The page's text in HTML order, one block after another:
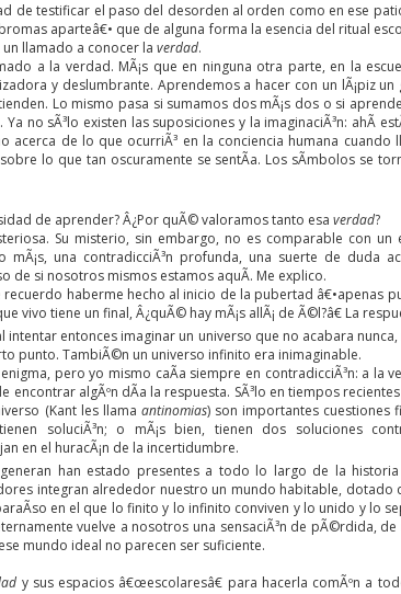
de testificar el paso del desorden al orden como en ese
aparteâ€• que de alguna forma la esencia del ritual
llamado a conocer la verdad.
a la verdad. MÃ¡s que en ninguna otra parte, en la
y deslumbrante. Aprendemos a hacer con un lÃ¡piz
Lo mismo pasa si sumamos dos mÃ¡s dos o si
no sÃ³lo existen las suposiciones y la imaginaciÃ³n: ahÃ­
acerca de lo que ocurriÃ³ en la conciencia humana cuando
lo que tan oscuramente se sentÃ­a. Los sÃ­mbolos se
de aprender? Â¿Por quÃ© valoramos tanto esa verdad?
Su misterio, sin embargo, no es comparable con
mÃ¡s, una contradicciÃ³n profunda, una suerte de duda
de si nosotros mismos estamos aquÃ­. Me explico.
haberme hecho al inicio de la pubertad â€•apenas
vivo tiene un final, Â¿quÃ© hay mÃ¡s allÃ¡ de Ã©l?â€ La
entonces imaginar un universo que no acabara
punto. TambiÃ©n un universo infinito era inimaginable.
pero yo mismo caÃ­a siempre en contradicciÃ³n: a la
encontrar algÃºn dÃ­a la respuesta. SÃ³lo en tiempos
(Kant les llama antinomias) son importantes cuestiones
soluciÃ³n; o mÃ¡s bien, tienen dos soluciones
en el huracÃ¡n de la incertidumbre.
han estado presentes a todo lo largo de la
integran alrededor nuestro un mundo habitable, dotado
en el que lo finito y lo infinito conviven y lo unido y lo
vuelve a nosotros una sensaciÃ³n de pÃ©rdida,
mundo ideal no parecen ser suficiente.
y sus espacios â€œescolaresâ€ para hacerla comÃºn a